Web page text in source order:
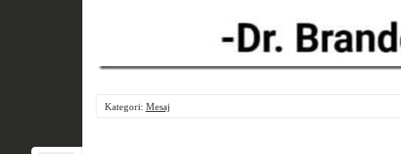
Kategori: Mesaj